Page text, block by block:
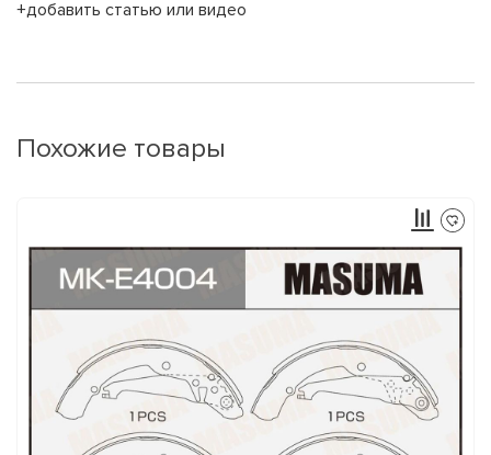
+добавить статью или видео
Похожие товары